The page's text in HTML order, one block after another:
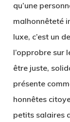
qu’une
malhonnêteté
luxe, c’est un
l’opprobre sur
être juste,
présente
honnêtes
petits salaires